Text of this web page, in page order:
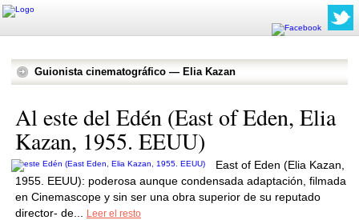
Guionista cinematográfico — Elia Kazan
Al este del Edén (East of Eden, Elia
Kazan, 1955. EEUU)
East of Eden (Elia Kazan,
1955. EEUU): poderosa aunque condensada adaptación, filmada
en Cinemascope y sin ser una obra superior de su reputado
director- de...
Leer el resto